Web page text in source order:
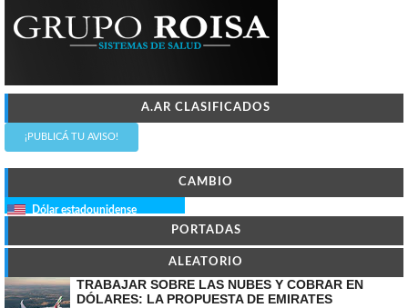
A.AR CLASIFICADOS
¡PUBLICÁ TU AVISO!
CAMBIO
Dólar estadounidense
PORTADAS
ALEATORIO
TRABAJAR SOBRE LAS NUBES Y COBRAR EN
DÓLARES: LA PROPUESTA DE EMIRATES